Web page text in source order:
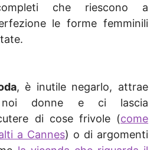
che riescono a
le forme femminili
, è inutile negarlo, attrae
noi donne e ci lascia
di cose frivole (come
a Cannes) o di argomenti